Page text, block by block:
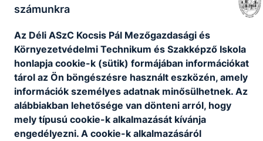
SZMSZ
A Déli ASzC Kocsis Pál Mezőgazdasági és
Környezetvédelmi Technikum és Szakképző
Iskola Szervezeti és Működései Szabályzata
2025
SZMSZ
számunkra
Az Déli ASzC Kocsis Pál Mezőgazdasági és
Környezetvédelmi Technikum és Szakképző Iskola
honlapja cookie-k (sütik) formájában információkat
tárol az Ön böngészésre használt eszközén, amely
információk személyes adatnak minősülhetnek. Az
alábbiakban lehetősége van dönteni arról, hogy
mely típusú cookie-k alkalmazását kívánja
engedélyezni. A cookie-k alkalmazásáról